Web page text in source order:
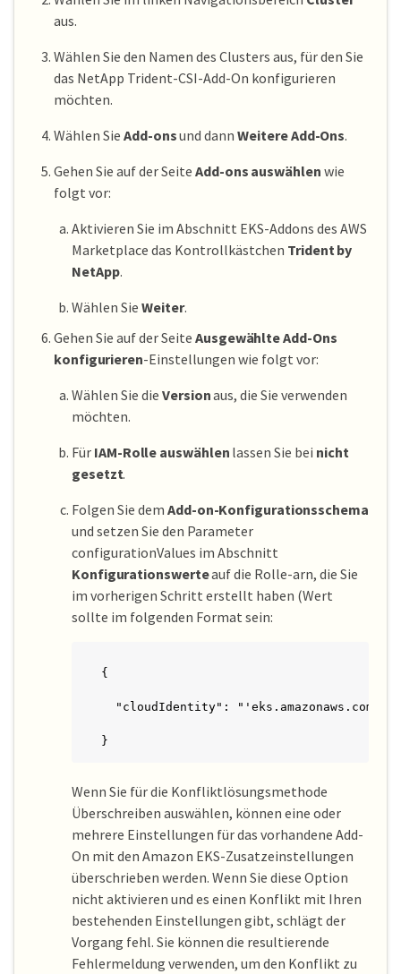
aus.
Wählen Sie den Namen des Clusters aus, für den Sie
das NetApp Trident-CSI-Add-On konfigurieren
möchten.
Wählen Sie Add-onsund dannWeitere Add-Ons.
Gehen Sie auf der Seite Add-ons auswählen wie
folgt vor:
Aktivieren Sie im Abschnitt EKS-Addons des AWS
Marketplace das Kontrollkästchen Trident by
NetApp.
Wählen Sie Weiter.
Gehen Sie auf der Seite Ausgewählte Add-Ons
konfigurieren-Einstellungen wie folgt vor:
Wählen Sie die Versionaus, die Sie verwenden
möchten.
Für IAM-Rolle auswählen lassen Sie bei nicht
gesetzt.
Folgen Sie dem Add-on-Konfigurationsschema
und setzen Sie den Parameter
configurationValues im Abschnitt
Konfigurationswerteauf die Rolle-arn, die Sie
im vorherigen Schritt erstellt haben (Wert
sollte im folgenden Format sein:
{
"cloudIdentity": "'eks.amazonaws.com/
}
Wenn Sie für die Konfliktlösungsmethode
Überschreiben auswählen, können eine oder
mehrere Einstellungen für das vorhandene Add-
On mit den Amazon EKS-Zusatzeinstellungen
überschrieben werden. Wenn Sie diese Option
nicht aktivieren und es einen Konflikt mit Ihren
bestehenden Einstellungen gibt, schlägt der
Vorgang fehl. Sie können die resultierende
Fehlermeldung verwenden, um den Konflikt zu